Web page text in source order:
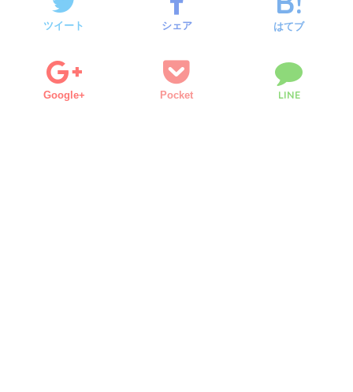
ツイート シェア はてブ
Google+ Pocket LINE